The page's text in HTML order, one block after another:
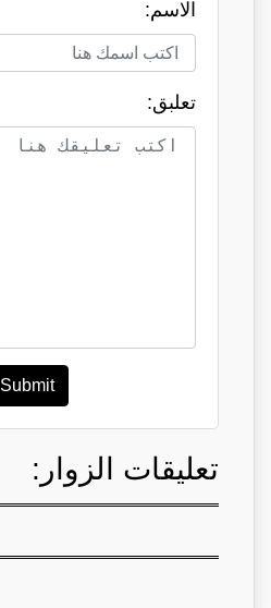
الاسم:
تعلبق:
Submit
تعليقات الزوار: